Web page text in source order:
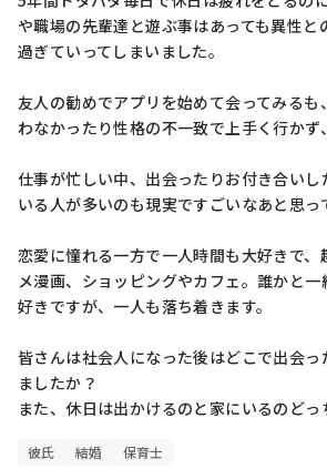
や職場の先輩達と遊ぶ事はあっても異性と
過ぎていってしまいました。
友人の勧めでアプリを始めて会ってみる
わなかったり性格の不一致で上手く行かず
仕事が忙しい中、出会ったりお付き合いし
いる人が多いのも現実ですごいなあと思っ
恋愛に憧れる一方で一人時間も大好きで、
メ漫画、ショッピングやカフェ。誰かと一
好きですが、一人も落ち着きます。
皆さんは社会人になった後はどこで出会っ
ましたか？
彼氏 結婚 保育士